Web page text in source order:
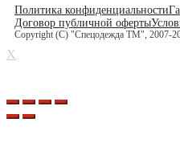
Copyright (C) "Спецодежда ТМ", 2007-
Политика конфиденциальности
Договор публичной оферты
X